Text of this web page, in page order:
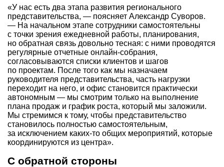
«У нас есть два этапа развития регионального
представительства, — поясняет Александр Суворов.
— На начальном этапе сотрудники самостоятельны
с точки зрения ежедневной работы, планирования,
но обратная связь довольно тесная: с ними проводятся
регулярные отчетные онлайн-собрания,
согласовываются списки клиентов и шагов
по проектам. После того как мы назначаем
руководителя представительства, часть нагрузки
переходит на него, и офис становится практически
автономным — мы смотрим только на выполнение
плана продаж и график роста, который мы заложили.
Мы стремимся к тому, чтобы представительство
становилось полностью самостоятельным,
за исключением каких-то общих мероприятий, которые
координируются из центра».
С обратной стороны